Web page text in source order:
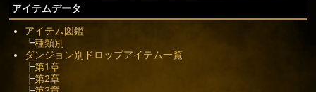
アイテムデータ
アイテム図鑑
┗種類別
ダンジョン別ドロップアイテム一覧
┣第1章
┣第2章